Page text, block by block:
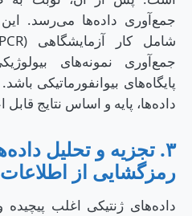
جمع‌آوری داده‌ها می‌رسد.
جمع‌آوری نمونه‌های
پایگاه‌های بیوانفورماتیکی
داده‌ها، پایه و اساس نتایج
۳. تجزیه و تحلیل
رمزگشایی از اطلاعات
داده‌های ژنتیکی اغلب